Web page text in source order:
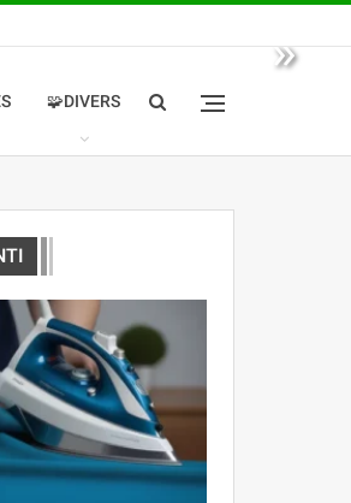
»
🧩DIVERS